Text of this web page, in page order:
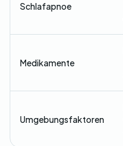
Schlafapnoe
Medikamente
Umgebungsfaktoren